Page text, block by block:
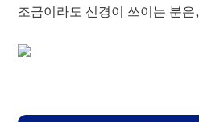
조금이라도 신경이 쓰이는 분